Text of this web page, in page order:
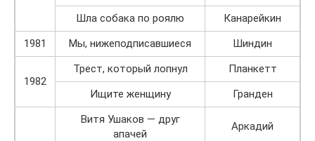
Шла собака по роялю
Канарейкин
1981
Мы, нижеподписавшиеся Шиндин
1982
Трест, который лопнул
Планкетт
Ищите женщину
Гранден
Витя Ушаков — друг
апачей
Аркадий